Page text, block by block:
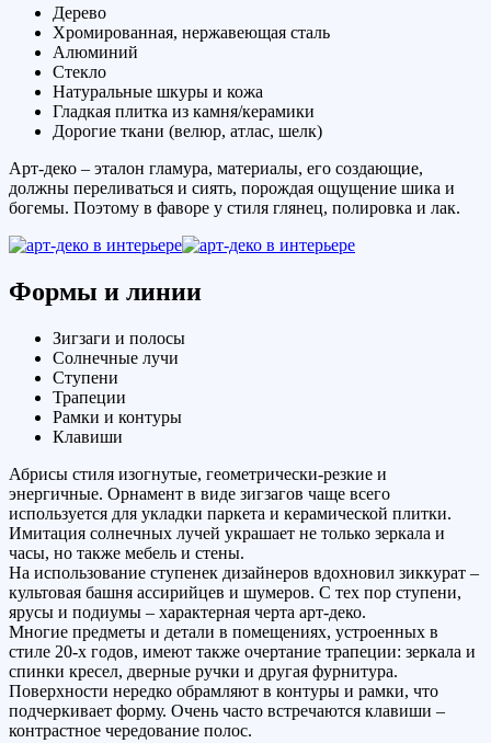
Дерево
Хромированная, нержавеющая сталь
Алюминий
Стекло
Натуральные шкуры и кожа
Гладкая плитка из камня/керамики
Дорогие ткани (велюр, атлас, шелк)
Арт-деко – эталон гламура, материалы, его создающие,
должны переливаться и сиять, порождая ощущение шика и
богемы. Поэтому в фаворе у стиля глянец, полировка и лак.
Формы и линии
Зигзаги и полосы
Солнечные лучи
Ступени
Трапеции
Рамки и контуры
Клавиши
Абрисы стиля изогнутые, геометрически-резкие и
энергичные. Орнамент в виде зигзагов чаще всего
используется для укладки паркета и керамической плитки.
Имитация солнечных лучей украшает не только зеркала и
часы, но также мебель и стены.
На использование ступенек дизайнеров вдохновил зиккурат –
культовая башня ассирийцев и шумеров. С тех пор ступени,
ярусы и подиумы – характерная черта арт-деко.
Многие предметы и детали в помещениях, устроенных в
стиле 20-х годов, имеют также очертание трапеции: зеркала и
спинки кресел, дверные ручки и другая фурнитура.
Поверхности нередко обрамляют в контуры и рамки, что
подчеркивает форму. Очень часто встречаются клавиши –
контрастное чередование полос.